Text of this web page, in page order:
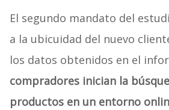
El segundo mandato del
a la ubicuidad del nuevo
los datos obtenidos en el
compradores inician la
productos en un entorno